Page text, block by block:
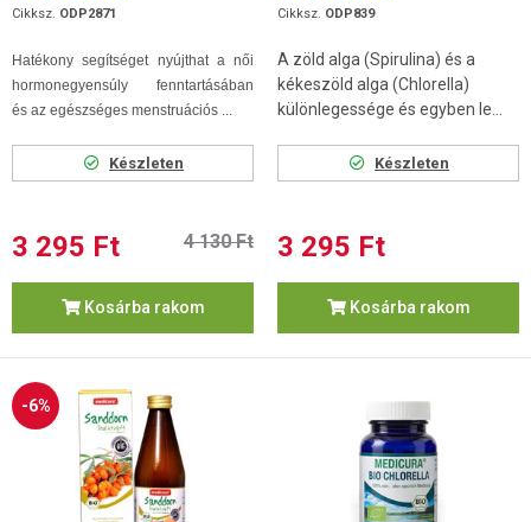
Cikksz. ODP2871
Hatékony segítséget nyújthat a női
hormonegyensúly fenntartásában
és az egészséges menstruációs ...
Készleten
3 295 Ft 4 130 Ft
Kosárba rakom
Cikksz. ODP839
A zöld alga (Spirulina) és a
kékeszöld alga (Chlorella)
különlegessége és egyben le...
Készleten
3 295 Ft
Kosárba rakom
-6%